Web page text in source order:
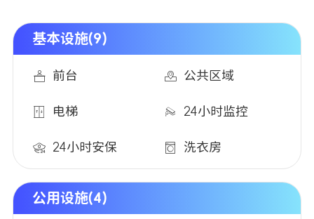
基本设施(9)
前台 公共区域
电梯 24小时监控
24小时安保 洗衣房
公用设施(4)